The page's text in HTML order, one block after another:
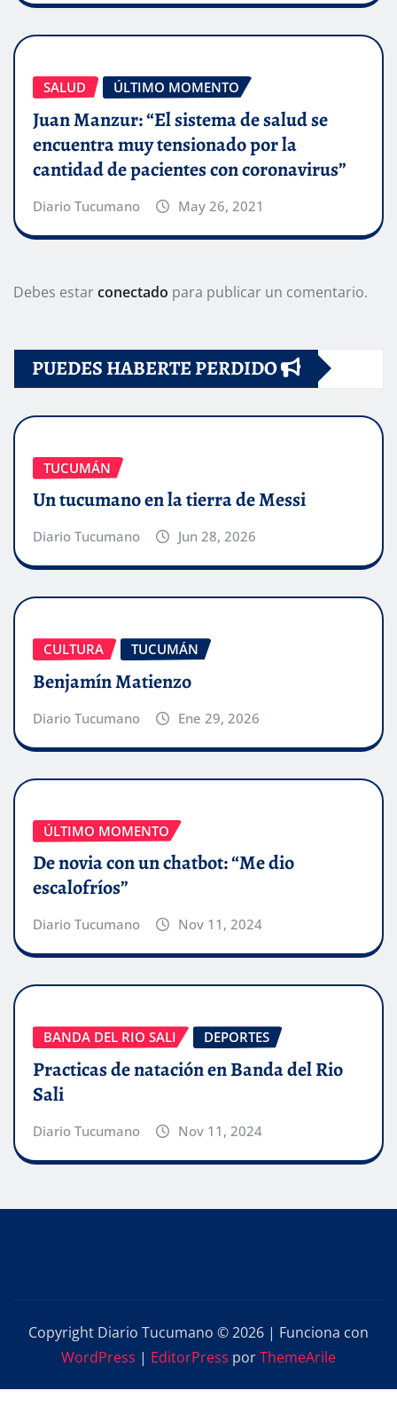
SALUD ÚLTIMO MOMENTO
Juan Manzur: “El sistema de salud se
encuentra muy tensionado por la
cantidad de pacientes con coronavirus”
Diario Tucumano May 26, 2021
Debes estarconectado para publicar un comentario.
PUEDES HABERTE PERDIDO
TUCUMÁN
Un tucumano en la tierra de Messi
Diario Tucumano Jun 28, 2026
CULTURA TUCUMÁN
Benjamín Matienzo
Diario Tucumano Ene 29, 2026
ÚLTIMO MOMENTO
De novia con un chatbot: “Me dio
escalofríos”
Diario Tucumano Nov 11, 2024
BANDA DEL RIO SALI DEPORTES
Practicas de natación en Banda del Rio
Sali
Diario Tucumano Nov 11, 2024
Copyright Diario Tucumano © 2026 | Funciona con
WordPress | EditorPress porThemeArile